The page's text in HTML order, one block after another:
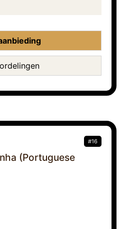
#16
(Portuguese